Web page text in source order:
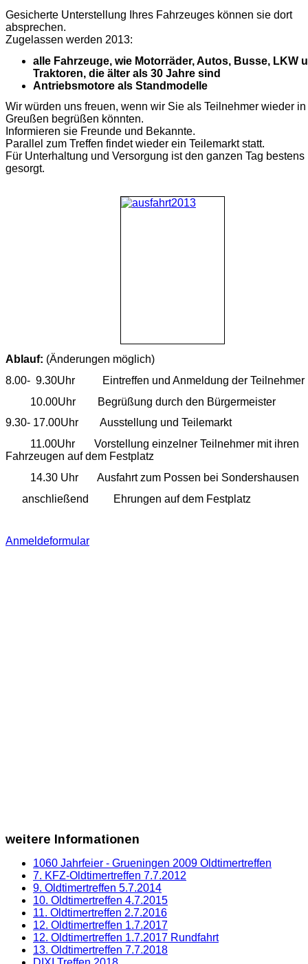
Gesicherte Unterstellung Ihres Fahrzeuges können sie dort
absprechen.
Zugelassen werden 2013:
alle Fahrzeuge, wie Motorräder, Autos, Busse, LKW
Traktoren, die älter als 30 Jahre sind
Antriebsmotore als Standmodelle
Wir würden uns freuen, wenn wir Sie als Teilnehmer wieder in
Greußen begrüßen könnten.
Informieren sie Freunde und Bekannte.
Parallel zum Treffen findet wieder ein Teilemarkt statt.
Für Unterhaltung und Versorgung ist den ganzen Tag bestens
gesorgt.
Ablauf: (Änderungen möglich)
8.00- 9.30Uhr Eintreffen und Anmeldung der Teilnehmer
10.00Uhr Begrüßung durch den Bürgermeister
9.30- 17.00Uhr Ausstellung und Teilemarkt
11.00Uhr Vorstellung einzelner Teilnehmer mit ihren
Fahrzeugen auf dem Festplatz
14.30 Uhr Ausfahrt zum Possen bei Sondershausen
anschließend Ehrungen auf dem Festplatz
Anmeldeformular
weitere Informationen
1060 Jahrfeier - Grueningen 2009 Oldtimertreffen
7. KFZ-Oldtimertreffen 7.7.2012
9. Oldtimertreffen 5.7.2014
10. Oldtimertreffen 4.7.2015
11. Oldtimertreffen 2.7.2016
12. Oldtimertreffen 1.7.2017
12. Oldtimertreffen 1.7.2017 Rundfahrt
13. Oldtimertreffen 7.7.2018